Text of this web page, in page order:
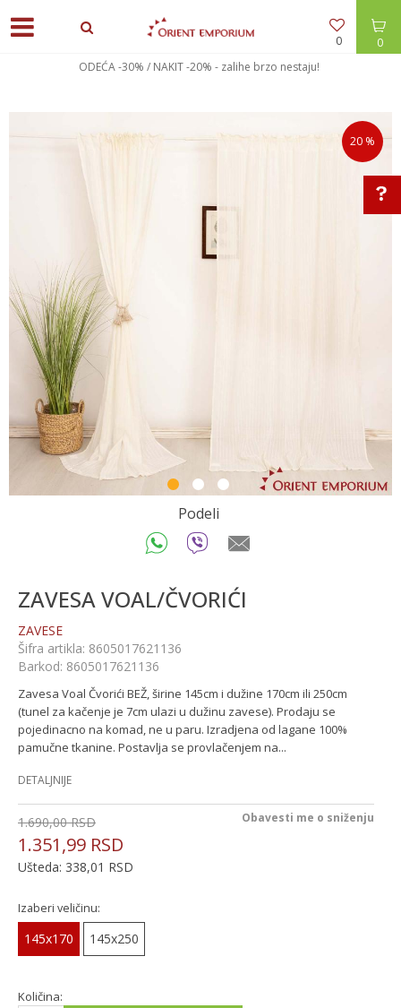
0
0
ODEĆA -30% / NAKIT -20% - zalihe brzo nestaju!
1 2 3
20 %
Podeli
ZAVESA VOAL/ČVORIĆI
ZAVESE
Šifra artikla: 8605017621136
Barkod: 8605017621136
Zavesa Voal Čvorići BEŽ, širine 145cm i dužine 170cm ili 250cm
(tunel za kačenje je 7cm ulazi u dužinu zavese). Prodaju se
pojedinacno na komad, ne u paru. Izradjena od lagane 100%
pamučne tkanine. Postavlja se provlačenjem na...
DETALJNIJE
1.690,00 RSD
1.351,99 RSD
Ušteda: 338,01 RSD
Obavesti me o sniženju
Izaberi veličinu:
145x170 145x250
Količina: